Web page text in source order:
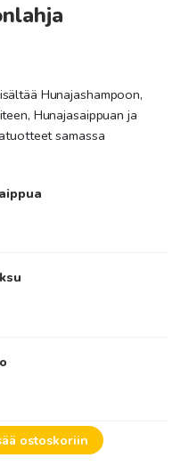
Hunajashampoon,
Hunajasaippuan ja
samassa
ostoskoriin